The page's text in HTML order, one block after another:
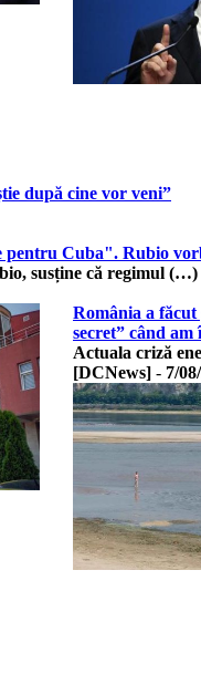
după cine vor veni”
pentru Cuba". Rubio
susține că regimul (…)
România a
secret” când
Actuala criză
[DCNews] - 7/